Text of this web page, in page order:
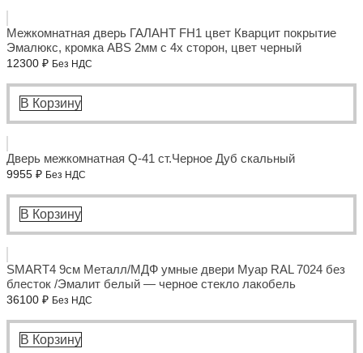
Межкомнатная дверь ГАЛАНТ FH1 цвет Кварцит покрытие
Эмалюкс, кромка ABS 2мм с 4х сторон, цвет черный
12300 ₽ Без НДС
В Корзину
Дверь межкомнатная Q-41 ст.Черное Дуб скальный
9955 ₽ Без НДС
В Корзину
SMART4 9см Металл/МДФ умные двери Муар RAL 7024 без
блесток /Эмалит белый — черное стекло лакобель
36100 ₽ Без НДС
В Корзину